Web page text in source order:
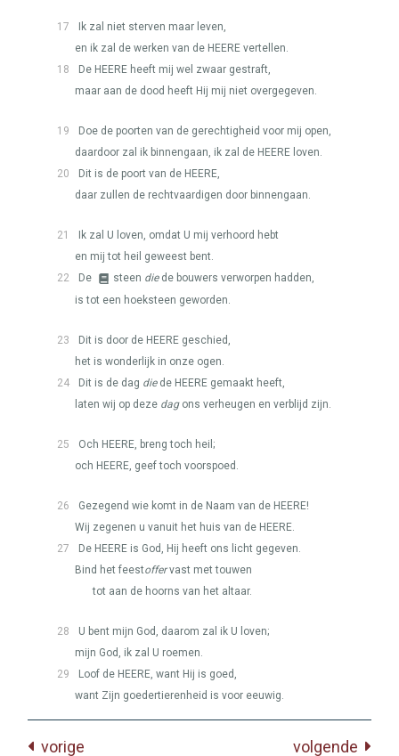
17
Ik zal niet sterven maar leven,
en ik zal de werken van de HEERE vertellen.
18
De HEERE heeft mij wel zwaar gestraft,
maar aan de dood heeft Hij mij niet overgegeven.
19
Doe de poorten van de gerechtigheid voor mij open,
daardoor zal ik binnengaan, ik zal de HEERE loven.
20
Dit is de poort van de HEERE,
daar zullen de rechtvaardigen door binnengaan.
21
Ik zal U loven, omdat U mij verhoord hebt
en mij tot heil geweest bent.
22
De steen diede bouwers verworpen hadden,
is tot een hoeksteen geworden.
23 Dit is door de HEERE geschied,
het is wonderlijk in onze ogen.
24
Dit is de dag diede HEERE gemaakt heeft,
laten wij op deze dagons verheugen en verblijd zijn.
25 Och HEERE, breng toch heil;
och HEERE, geef toch voorspoed.
26 Gezegend wie komt in de Naam van de HEERE!
Wij zegenen u vanuit het huis van de HEERE.
27
De HEERE is God, Hij heeft ons licht gegeven.
Bind het feestoffervast met touwen
tot aan de hoorns van het altaar.
28
U bent mijn God, daarom zal ik U loven;
mijn God, ik zal U roemen.
29
Loof de HEERE, want Hij is goed,
want Zijn goedertierenheid is voor eeuwig.
vorige volgende